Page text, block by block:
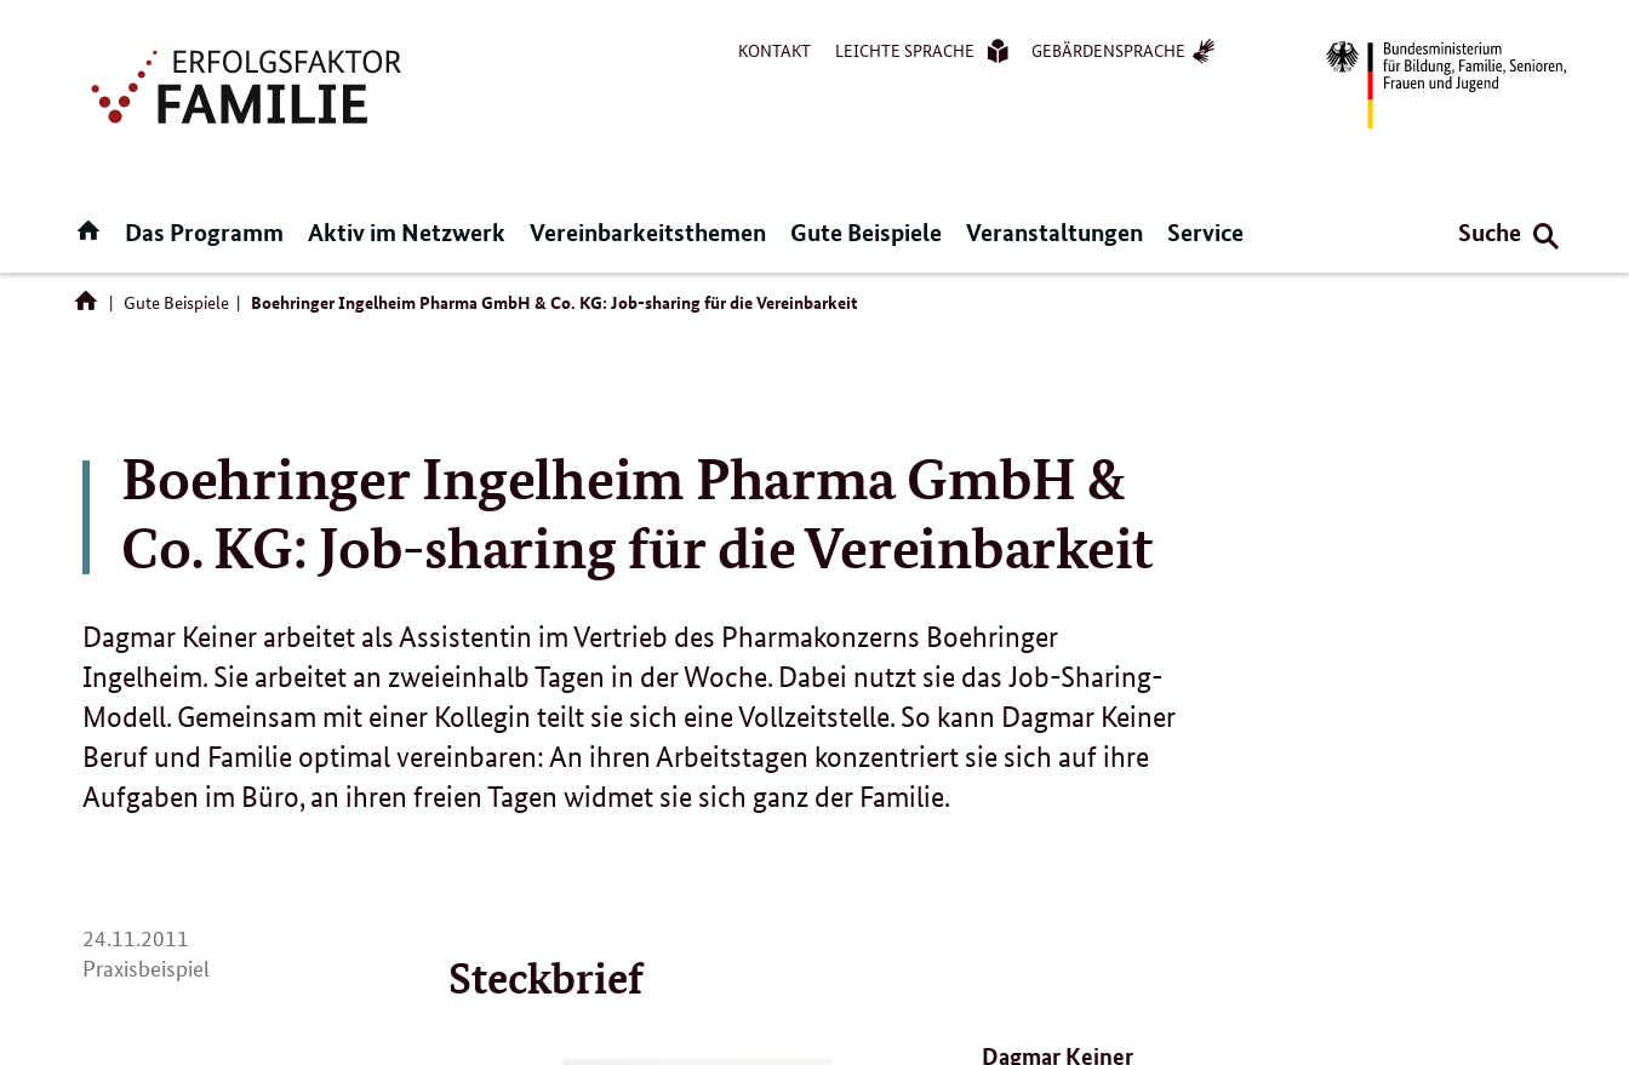
KONTAKT LEICHTE SPRACHE GEBÄRDENSPRACHE
Startseite
Das Programm Aktiv im Netzwerk Vereinbarkeitsthemen Gute Beispiele Veranstaltungen Service Suche
Gute Beispiele Boehringer Ingelheim Pharma GmbH & Co. KG: Job-sharing für die Vereinbarkeit
Boehringer Ingelheim Pharma GmbH &
Co. KG: Job-sharing für die Vereinbarkeit
24.11.2011
11.
Praxisbeispiel
Dagmar Keiner arbeitet als Assistentin im Vertrieb des Pharmakonzerns Boehringer
Ingelheim. Sie arbeitet an zweieinhalb Tagen in der Woche. Dabei nutzt sie das Job-Sharing-
Modell. Gemeinsam mit einer Kollegin teilt sie sich eine Vollzeitstelle. So kann Dagmar Keiner
Beruf und Familie optimal vereinbaren: An ihren Arbeitstagen konzentriert sie sich auf ihre
Aufgaben im Büro, an ihren freien Tagen widmet sie sich ganz der Familie.
Steckbrief
Dagmar Keiner